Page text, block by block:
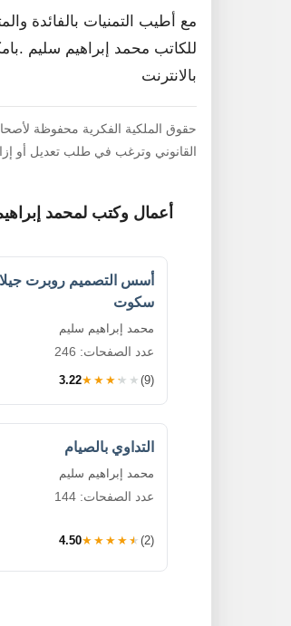
مع أطيب التمنيات بالفائدة
للكاتب محمد إبراهيم سليم
بالانترنت
حقوق الملكية الفكرية محفوظة
القانوني وترغب في طلب تعديل أو
أعمال وكتب لمحمد
أسس التصميم روبرت
سكوت
محمد إبراهيم سليم
عدد الصفحات: 246
3.22★★★★★ (9)
التداوي بالصيام
محمد إبراهيم سليم
عدد الصفحات: 144
4.50★★★★★ (2)